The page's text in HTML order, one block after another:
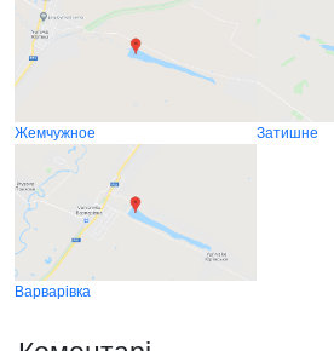
Жемчужное Затишне
Варварівка